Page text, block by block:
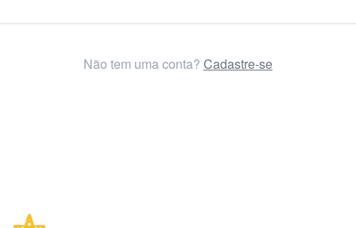
Não tem uma conta? Cadastre-se